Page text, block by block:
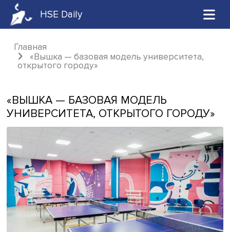
HSE Daily
Главная
«Вышка — базовая модель
«ВЫШКА — БАЗОВАЯ МОДЕЛЬ
УНИВЕРСИТЕТА, ОТКРЫТОГО